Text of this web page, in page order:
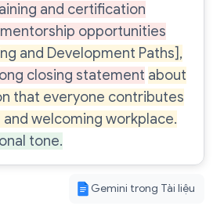
and certification
opportunities
and Development Paths],
closing statement about
that everyone contributes
welcoming workplace.
tone.
Gemini trong Tài liệu